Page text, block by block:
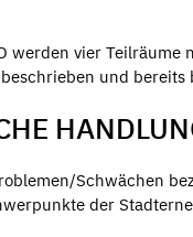
werden vier
und
Schwächen
der